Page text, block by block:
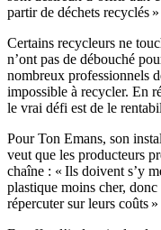
partir de déchets recyclés
Certains recycleurs ne
n’ont pas de débouché
nombreux professionnels
impossible à recycler. En
le vrai défi est de le
Pour Ton Emans, son
veut que les producteurs
chaîne : « Ils doivent s’y
plastique moins cher,
répercuter sur leurs coûts »